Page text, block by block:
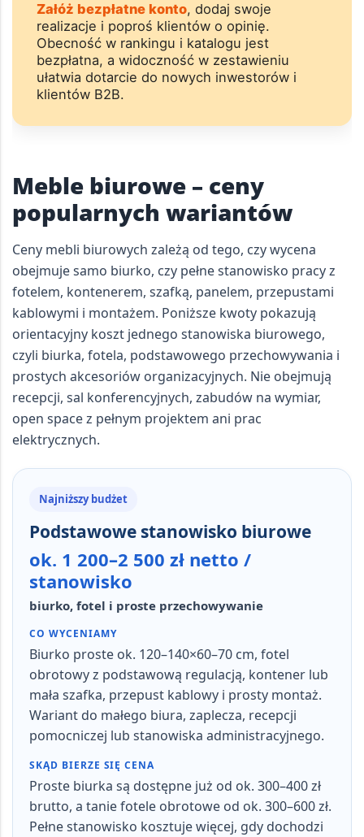
Załóż bezpłatne konto, dodaj swoje
realizacje i poproś klientów o opinię.
Obecność w rankingu i katalogu jest
bezpłatna, a widoczność w zestawieniu
ułatwia dotarcie do nowych inwestorów i
klientów B2B.
Meble biurowe – ceny
popularnych wariantów
Ceny mebli biurowych zależą od tego, czy wycena
obejmuje samo biurko, czy pełne stanowisko pracy z
fotelem, kontenerem, szafką, panelem, przepustami
kablowymi i montażem. Poniższe kwoty pokazują
orientacyjny koszt jednego stanowiska biurowego,
czyli biurka, fotela, podstawowego przechowywania i
prostych akcesoriów organizacyjnych. Nie obejmują
recepcji, sal konferencyjnych, zabudów na wymiar,
open space z pełnym projektem ani prac
elektrycznych.
Najniższy budżet
Podstawowe stanowisko biurowe
ok. 1 200–2 500 zł netto /
stanowisko
biurko, fotel i proste przechowywanie
CO WYCENIAMY
Biurko proste ok. 120–140×60–70 cm, fotel
obrotowy z podstawową regulacją, kontener lub
mała szafka, przepust kablowy i prosty montaż.
Wariant do małego biura, zaplecza, recepcji
pomocniczej lub stanowiska administracyjnego.
SKĄD BIERZE SIĘ CENA
Proste biurka są dostępne już od ok. 300–400 zł
brutto, a tanie fotele obrotowe od ok. 300–600 zł.
Pełne stanowisko kosztuje więcej, gdy dochodzi